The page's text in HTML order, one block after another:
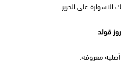
الاسوارة على الحرير.
قولد
أصلية معروفة.